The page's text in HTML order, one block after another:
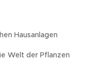
Hausanlagen
Welt der Pflanzen